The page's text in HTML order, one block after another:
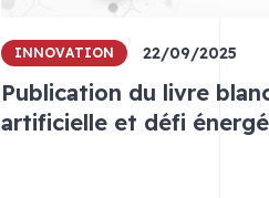
INNOVATION 22/09/2025
Publication du livre
artificielle et défi